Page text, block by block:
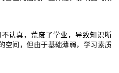
认真，荒废了学业，导致知识断
空间，但由于基础薄弱，学习素质